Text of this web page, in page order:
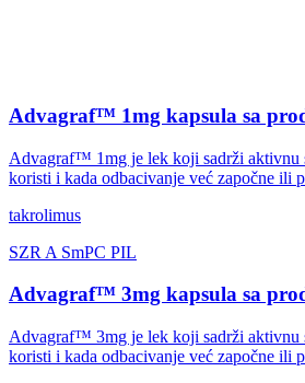
Advagraf™ 1mg kapsula sa
Advagraf™ 1mg je lek koji sadrži aktivnu
koristi i kada odbacivanje već započne ili
takrolimus
SZR A SmPC PIL
Advagraf™ 3mg kapsula sa
Advagraf™ 3mg je lek koji sadrži aktivnu
koristi i kada odbacivanje već započne ili